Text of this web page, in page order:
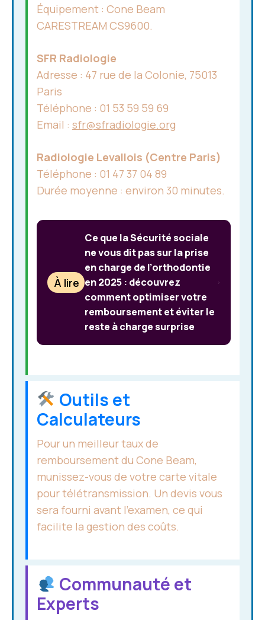
Équipement : Cone Beam
CARESTREAM CS9600.
SFR Radiologie
Adresse : 47 rue de la Colonie, 75013
Paris
Téléphone : 01 53 59 59 69
Email : sfr@sfradiologie.org
Radiologie Levallois (Centre Paris)
Téléphone : 01 47 37 04 89
Durée moyenne : environ 30 minutes.
À lire
Ce que la Sécurité sociale
ne vous dit pas sur la prise
en charge de l’orthodontie
en 2025 : découvrez
comment optimiser votre
remboursement et éviter le
reste à charge surprise
Outils et
Calculateurs
Pour un meilleur taux de
remboursement du Cone Beam,
munissez-vous de votre carte vitale
pour télétransmission. Un devis vous
sera fourni avant l’examen, ce qui
facilite la gestion des coûts.
Communauté et
Experts